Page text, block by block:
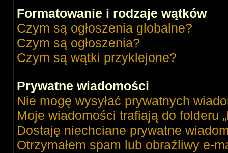
Formatowanie i rodzaje wątków
Czym są ogłoszenia globalne?
Czym są ogłoszenia?
Czym są wątki przyklejone?
Prywatne wiadomości
Nie mogę wysyłać prywatnych
Moje wiadomości trafiają do folderu
Dostaję niechciane prywatne
Otrzymałem spam lub obraźliwy e-